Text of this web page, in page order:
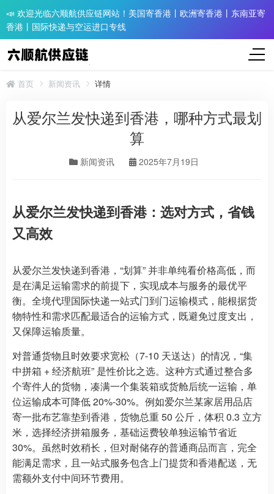
📣 欢迎光临六顺航供应链网站！美国寄香港丨欧洲寄香港丨东南亚寄
香港丨国际快递与空运进口专线
首页 新闻资讯 详情
从爱尔兰发快递到香港，哪种方式最划
算
新闻资讯 2025年7月19日
从爱尔兰发快递到香港：选对方式，省钱
又高效
从爱尔兰发快递到香港，“划算” 并非单纯看价格高低，而
是在满足运输需求的前提下，实现成本与服务的最优平
衡。全境代理国际快递一站式门到门运输模式，能根据货
物特性和需求匹配最适合的运输方式，既避免过度支出，
又保障运输质量。
对普通货物且时效要求宽松（7-10 天送达）的情况，“集
中拼箱 + 经济航班” 是性价比之选。这种方式通过整合多
个寄件人的货物，凑满一个集装箱或货舱后统一运输，单
位运输成本可降低 20%-30%。例如爱尔兰某家居用品店
寄一批布艺靠垫到香港，货物总重 50 公斤，体积 0.3 立方
米，选择经济拼箱服务，基础运费较单独运输节省近
30%。虽然时效稍长，但对耐储存的普通商品而言，完全
能满足需求，且一站式服务包含上门提货和香港配送，无
需额外支付中间环节费用。